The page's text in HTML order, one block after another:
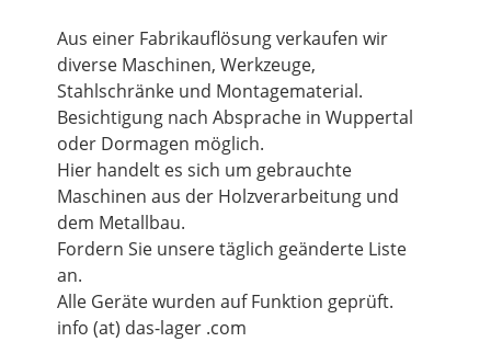
Aus einer Fabrikauflösung verkaufen wir
diverse Maschinen, Werkzeuge,
Stahlschränke und Montagematerial.
Besichtigung nach Absprache in Wuppertal
oder Dormagen möglich.
Hier handelt es sich um gebrauchte
Maschinen aus der Holzverarbeitung und
dem Metallbau.
Fordern Sie unsere täglich geänderte Liste
an.
Alle Geräte wurden auf Funktion geprüft.
info (at) das-lager .com